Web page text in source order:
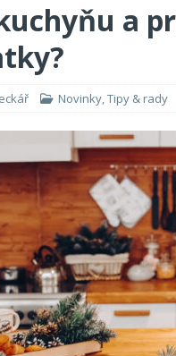
a
Novinky,Tipy & rady